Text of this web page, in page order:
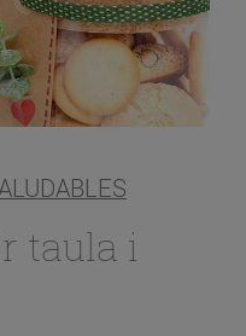
taula i